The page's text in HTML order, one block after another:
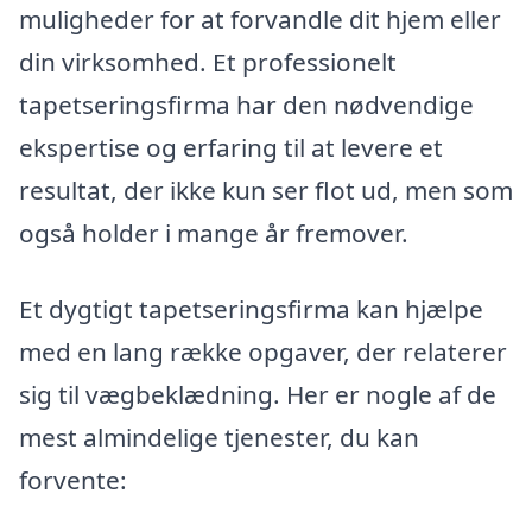
muligheder for at forvandle dit hjem eller
din virksomhed. Et professionelt
tapetseringsfirma har den nødvendige
ekspertise og erfaring til at levere et
resultat, der ikke kun ser flot ud, men som
også holder i mange år fremover.
Et dygtigt tapetseringsfirma kan hjælpe
med en lang række opgaver, der relaterer
sig til vægbeklædning. Her er nogle af de
mest almindelige tjenester, du kan
forvente: